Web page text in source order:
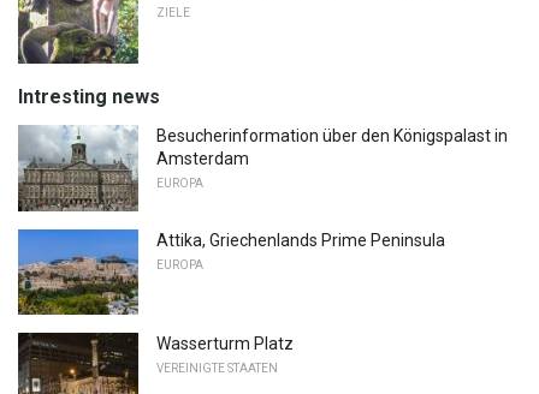
ZIELE
Intresting news
Besucherinformation über den Königspalast in
Amsterdam
EUROPA
Attika, Griechenlands Prime Peninsula
EUROPA
Wasserturm Platz
VEREINIGTE STAATEN